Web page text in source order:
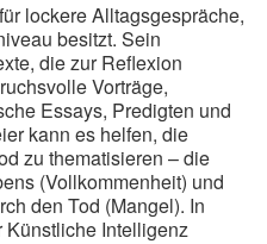
lockere Alltagsgespräche,
besitzt. Sein
die zur Reflexion
Vorträge,
Essays, Predigten und
kann es helfen, die
zu thematisieren – die
(Vollkommenheit) und
den Tod (Mangel). In
Künstliche Intelligenz